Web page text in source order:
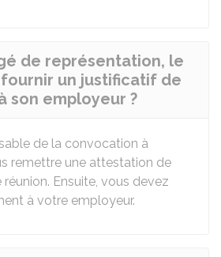
de représentation, le
un justificatif de
son employeur ?
de la convocation à
remettre une attestation de
Ensuite, vous devez
à votre employeur.